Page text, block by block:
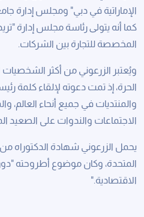
اﻹﻣﺎراﺗﻴﺔ ﻓﻲ دﺑﻲ" وﻣﺠﻠﺲ إدارة
ﻛﻤﺎ أﻧﻪ ﻳﺘﻮﱃ رﺋﺎﺳﺔ ﻣﺠﻠﺲ إدارة
اﻟﻤﺨﺼﺼﺔ ﻟﻠﺘﺠﺎرة ﺑﻴﻦ اﻟﺸﺮﻛﺎت.
وﻳُﻌﺘﺒﺮ اﻟﺰرﻋﻮﻧﻲ ﻣﻦ أﻛﺜﺮ
اﻟﺤﺮة، إذ ﺗﻤﺖ دﻋﻮﺗﻪ ﻹﻟﻘﺎء ﻛﻠﻤﺔ
واﻟﻤﻨﺘﺪﻳﺎت ﻓﻲ ﺟﻤﻴﻊ أﻧﺤﺎء اﻟﻌﺎﻟﻢ،
اﻻﺟﺘﻤﺎﻋﺎت واﻟﻨﺪوات ﻋلى اﻟﺼﻌﻴﺪ
ﻳﺤﻤﻞ اﻟﺰرﻋﻮﻧﻲ ﺷﻬﺎدة اﻟﺪﻛﺘﻮراه
اﻟﻤﺘﺤﺪة، وﻛﺎن ﻣﻮﺿﻮع أﻃﺮوﺣﺘﻪ
اﻻﻗﺘﺼﺎدﻳﺔ."